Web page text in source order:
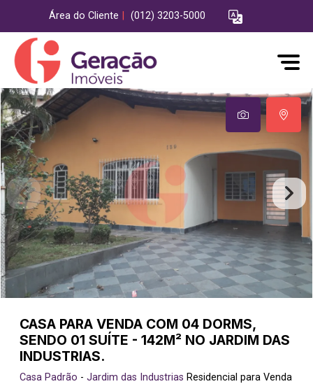
Área do Cliente (012) 3203-5000
CASA PARA VENDA COM 04 DORMS,
SENDO 01 SUÍTE - 142M² NO JARDIM DAS
INDUSTRIAS.
Casa Padrão - Jardim das Industrias Residencial para Venda